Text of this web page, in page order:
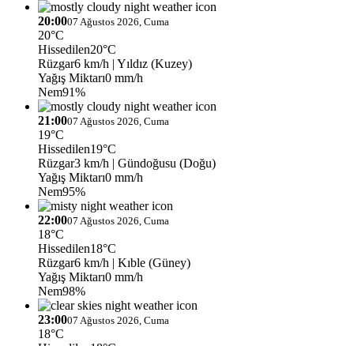
20:0007 Ağustos 2026, Cuma
20°C
Hissedilen20°C
Rüzgar6 km/h | Yıldız (Kuzey)
Yağış Miktarı0 mm/h
Nem91%
21:0007 Ağustos 2026, Cuma
19°C
Hissedilen19°C
Rüzgar3 km/h | Gündoğusu (Doğu)
Yağış Miktarı0 mm/h
Nem95%
22:0007 Ağustos 2026, Cuma
18°C
Hissedilen18°C
Rüzgar6 km/h | Kıble (Güney)
Yağış Miktarı0 mm/h
Nem98%
23:0007 Ağustos 2026, Cuma
18°C